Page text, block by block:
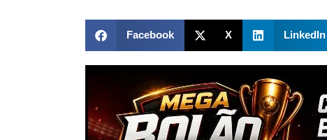
Facebook X LinkedIn